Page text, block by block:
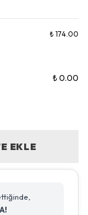
₺ 174.00
₺ 0.00
EKLE